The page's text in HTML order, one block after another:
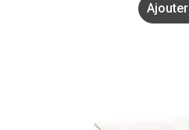
Ajouter